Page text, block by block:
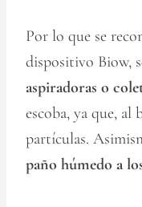
Por lo que se
dispositivo Biow,
aspiradoras o
escoba, ya que, al
partículas.
paño húmedo a